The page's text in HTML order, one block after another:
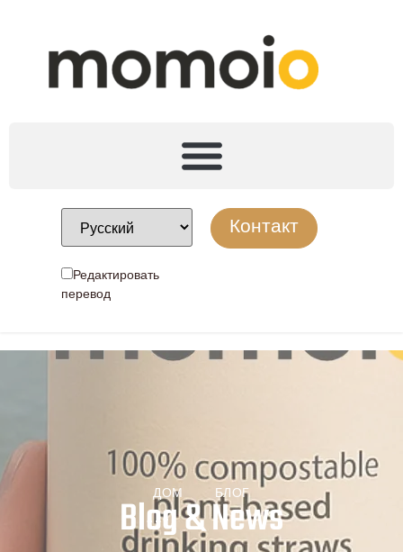
Редактировать
перевод
Контакт
ДОМ БЛОГ
Blog & News